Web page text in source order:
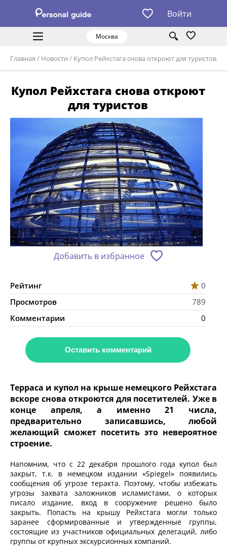
Войти
Москва
Главная / Новости / Купол Рейхстага снова откроют для туристов
Купол Рейхстага снова откроют
для туристов
Добавить в избранное
Рейтинг
0
Просмотров
789
Комментарии
0
Оставить комментарий
Терраса и купол на крыше немецкого Рейхстага
вскоре снова откроются для посетителей. Уже в
конце апреля, а именно 21 числа,
предварительно записавшись, любой
желающий сможет посетить это невероятное
строение.
Напомним, что с 22 декабря прошлого года купол был
закрыт, т.к. в немецком издании «Spiegel» появились
сообщения об угрозе теракта. Поэтому, чтобы избежать
угрозы захвата заложников исламистами, о которых
писало издание, вход в сооружение решено было
закрыть. Попасть на крышу Рейхстага могли только
заранее сформированные и утвержденные группы,
состоящие из участников официальных делегаций, либо
группы от крупных экскурсионных компаний.